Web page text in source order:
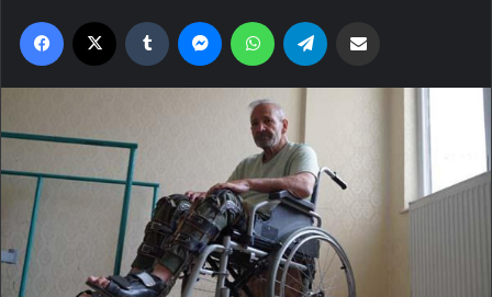
Facebook Tumblr MessengerWhatsApp